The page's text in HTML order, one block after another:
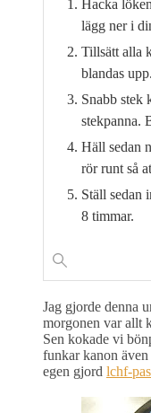
Hacka
lägg ner i
Tillsätt alla
blandas upp.
Snabb stek
stekpanna.
Häll sedan
rör runt så
Ställ sedan
8 timmar.
Jag gjorde denna
morgonen var allt
Sen kokade vi
funkar kanon
egen gjord lchf-